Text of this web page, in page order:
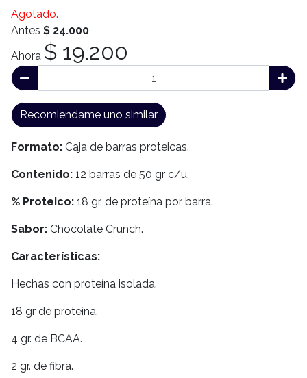
Agotado.
Antes $ 24.000
Ahora $ 19.200
Recomiendame uno similar
Formato: Caja de barras proteicas.
Contenido: 12 barras de 50 gr c/u.
% Proteico: 18 gr. de proteína por barra.
Sabor: Chocolate Crunch.
Características:
Hechas con proteína isolada.
18 gr de proteína.
4 gr. de BCAA.
2 gr. de fibra.